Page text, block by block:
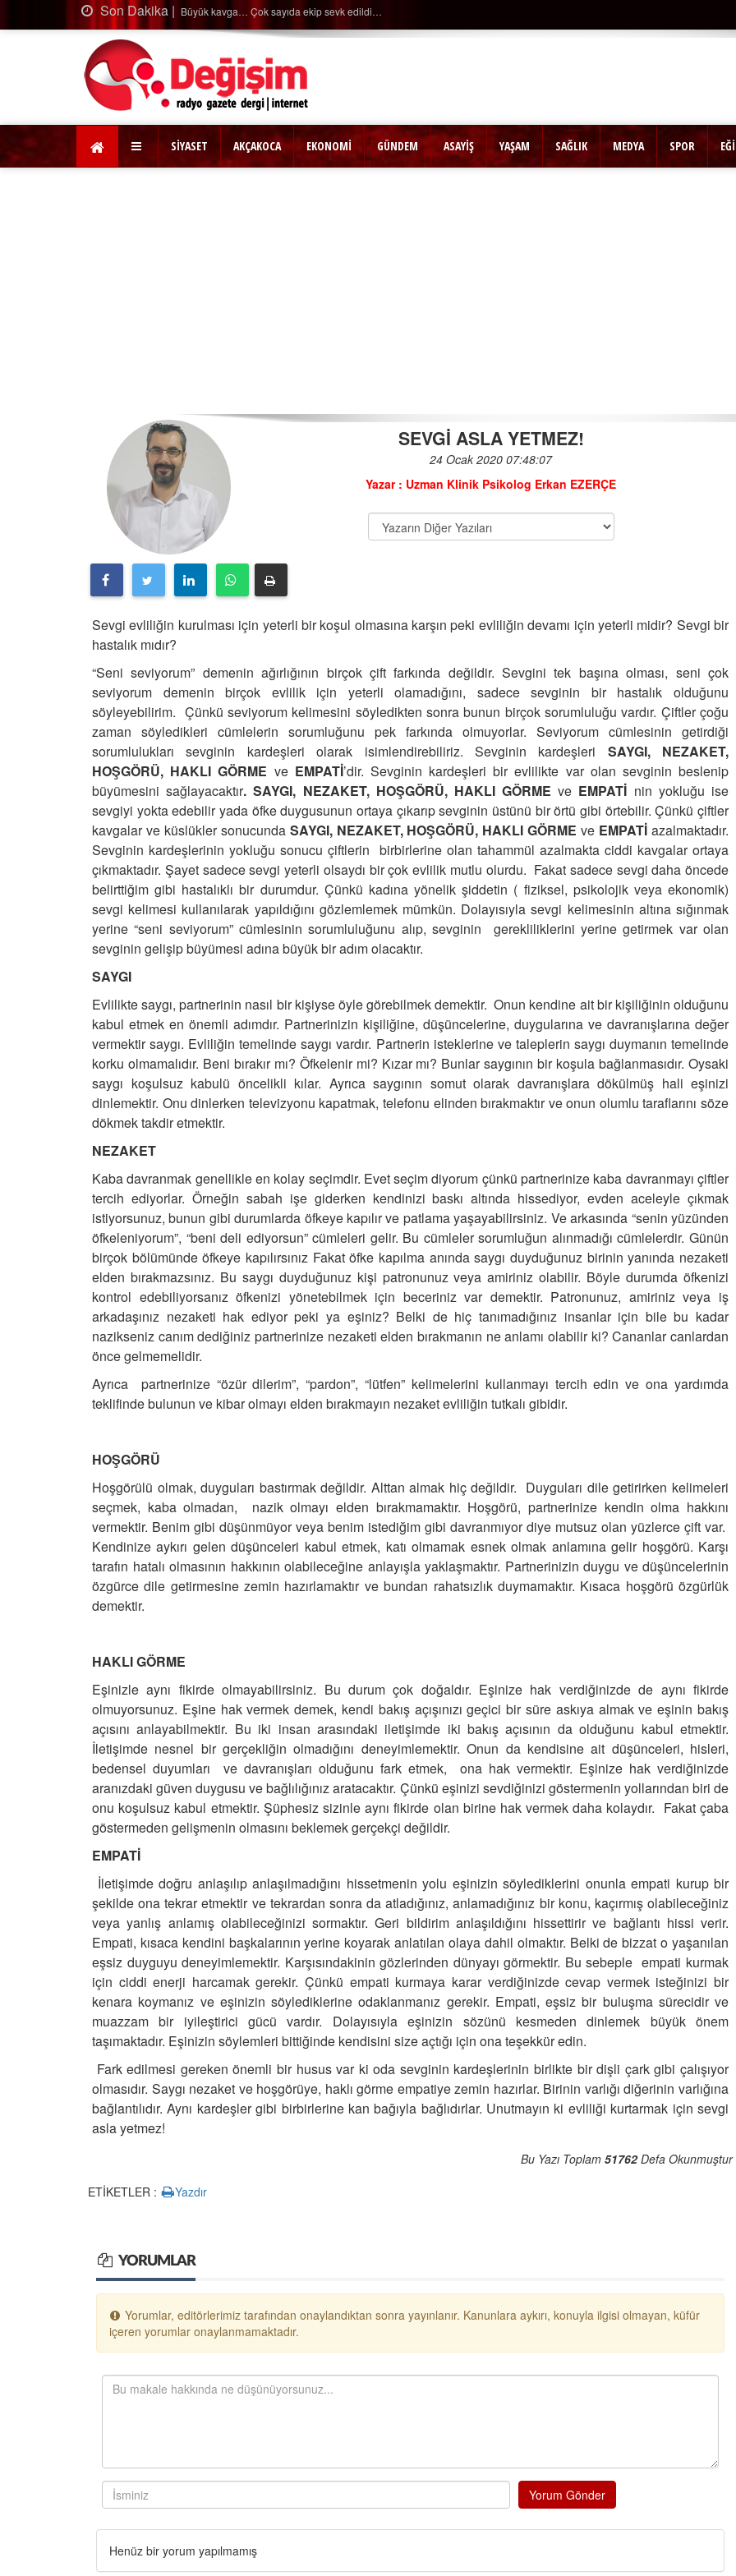
Son Dakika |Ağaçtan düştü…
SİYASET AKÇAKOCA EKONOMİ GÜNDEM ASAYİŞ YAŞAM SAĞLIK MEDYA SPOR
SEVGİ ASLA YETMEZ!
24 Ocak 2020 07:48:07
Yazar : Uzman Klinik Psikolog Erkan EZERÇE
Sevgi evliliğin kurulması için yeterli bir koşul olmasına karşın peki evliliğin devamı için yeterli midir? Sevgi bir
hastalık mıdır?
“Seni seviyorum” demenin ağırlığının birçok çift farkında değildir. Sevgini tek başına olması, seni çok
seviyorum demenin birçok evlilik için yeterli olamadığını, sadece sevginin bir hastalık olduğunu
söyleyebilirim. Çünkü seviyorum kelimesini söyledikten sonra bunun birçok sorumluluğu vardır. Çiftler çoğu
zaman söyledikleri cümlelerin sorumluğunu pek farkında olmuyorlar. Seviyorum cümlesinin getirdiği
sorumlulukları sevginin kardeşleri olarak isimlendirebiliriz. Sevginin kardeşleri SAYGI, NEZAKET,
HOŞGÖRÜ, HAKLI GÖRME ve EMPATİ’dir. Sevginin kardeşleri bir evlilikte var olan sevginin beslenip
büyümesini sağlayacaktır. SAYGI, NEZAKET, HOŞGÖRÜ, HAKLI GÖRME ve EMPATİ nin yokluğu ise
sevgiyi yokta edebilir yada öfke duygusunun ortaya çıkarıp sevginin üstünü bir örtü gibi örtebilir. Çünkü çiftler
kavgalar ve küslükler sonucunda SAYGI, NEZAKET, HOŞGÖRÜ, HAKLI GÖRME ve EMPATİ azalmaktadır.
Sevginin kardeşlerinin yokluğu sonucu çiftlerin birbirlerine olan tahammül azalmakta ciddi kavgalar ortaya
çıkmaktadır. Şayet sadece sevgi yeterli olsaydı bir çok evlilik mutlu olurdu. Fakat sadece sevgi daha öncede
belirttiğim gibi hastalıklı bir durumdur. Çünkü kadına yönelik şiddetin ( fiziksel, psikolojik veya ekonomik)
sevgi kelimesi kullanılarak yapıldığını gözlemlemek mümkün. Dolayısıyla sevgi kelimesinin altına sığınmak
yerine “seni seviyorum” cümlesinin sorumluluğunu alıp, sevginin gerekliliklerini yerine getirmek var olan
sevginin gelişip büyümesi adına büyük bir adım olacaktır.
SAYGI
Evlilikte saygı, partnerinin nasıl bir kişiyse öyle görebilmek demektir. Onun kendine ait bir kişiliğinin olduğunu
kabul etmek en önemli adımdır. Partnerinizin kişiliğine, düşüncelerine, duygularına ve davranışlarına değer
vermektir saygı. Evliliğin temelinde saygı vardır. Partnerin isteklerine ve taleplerin saygı duymanın temelinde
korku olmamalıdır. Beni bırakır mı? Öfkelenir mi? Kızar mı? Bunlar saygının bir koşula bağlanmasıdır. Oysaki
saygı koşulsuz kabulü öncelikli kılar. Ayrıca saygının somut olarak davranışlara dökülmüş hali eşinizi
dinlemektir. Onu dinlerken televizyonu kapatmak, telefonu elinden bırakmaktır ve onun olumlu taraflarını söze
dökmek takdir etmektir.
NEZAKET
Kaba davranmak genellikle en kolay seçimdir. Evet seçim diyorum çünkü partnerinize kaba davranmayı çiftler
tercih ediyorlar. Örneğin sabah işe giderken kendinizi baskı altında hissediyor, evden aceleyle çıkmak
istiyorsunuz, bunun gibi durumlarda öfkeye kapılır ve patlama yaşayabilirsiniz. Ve arkasında “senin yüzünden
öfkeleniyorum”, “beni deli ediyorsun” cümleleri gelir. Bu cümleler sorumluğun alınmadığı cümlelerdir. Günün
birçok bölümünde öfkeye kapılırsınız Fakat öfke kapılma anında saygı duyduğunuz birinin yanında nezaketi
elden bırakmazsınız. Bu saygı duyduğunuz kişi patronunuz veya amiriniz olabilir. Böyle durumda öfkenizi
kontrol edebiliyorsanız öfkenizi yönetebilmek için beceriniz var demektir. Patronunuz, amiriniz veya iş
arkadaşınız nezaketi hak ediyor peki ya eşiniz? Belki de hiç tanımadığınız insanlar için bile bu kadar
nazikseniz canım dediğiniz partnerinize nezaketi elden bırakmanın ne anlamı olabilir ki? Cananlar canlardan
önce gelmemelidir.
Ayrıca partnerinize “özür dilerim”, “pardon”, “lütfen” kelimelerini kullanmayı tercih edin ve ona yardımda
teklifinde bulunun ve kibar olmayı elden bırakmayın nezaket evliliğin tutkalı gibidir.
HOŞGÖRÜ
Hoşgörülü olmak, duyguları bastırmak değildir. Alttan almak hiç değildir. Duyguları dile getirirken kelimeleri
seçmek, kaba olmadan, nazik olmayı elden bırakmamaktır. Hoşgörü, partnerinize kendin olma hakkını
vermektir. Benim gibi düşünmüyor veya benim istediğim gibi davranmıyor diye mutsuz olan yüzlerce çift var.
Kendinize aykırı gelen düşünceleri kabul etmek, katı olmamak esnek olmak anlamına gelir hoşgörü. Karşı
tarafın hatalı olmasının hakkının olabileceğine anlayışla yaklaşmaktır. Partnerinizin duygu ve düşüncelerinin
özgürce dile getirmesine zemin hazırlamaktır ve bundan rahatsızlık duymamaktır. Kısaca hoşgörü özgürlük
demektir.
HAKLI GÖRME
Eşinizle aynı fikirde olmayabilirsiniz. Bu durum çok doğaldır. Eşinize hak verdiğinizde de aynı fikirde
olmuyorsunuz. Eşine hak vermek demek, kendi bakış açışınızı geçici bir süre askıya almak ve eşinin bakış
açısını anlayabilmektir. Bu iki insan arasındaki iletişimde iki bakış açısının da olduğunu kabul etmektir.
İletişimde nesnel bir gerçekliğin olmadığını deneyimlemektir. Onun da kendisine ait düşünceleri, hisleri,
bedensel duyumları ve davranışları olduğunu fark etmek, ona hak vermektir. Eşinize hak verdiğinizde
aranızdaki güven duygusu ve bağlılığınız aratacaktır. Çünkü eşinizi sevdiğinizi göstermenin yollarından biri de
onu koşulsuz kabul etmektir. Şüphesiz sizinle aynı fikirde olan birine hak vermek daha kolaydır. Fakat çaba
göstermeden gelişmenin olmasını beklemek gerçekçi değildir.
EMPATİ
İletişimde doğru anlaşılıp anlaşılmadığını hissetmenin yolu eşinizin söylediklerini onunla empati kurup bir
şekilde ona tekrar etmektir ve tekrardan sonra da atladığınız, anlamadığınız bir konu, kaçırmış olabileceğiniz
veya yanlış anlamış olabileceğinizi sormaktır. Geri bildirim anlaşıldığını hissettirir ve bağlantı hissi verir.
Empati, kısaca kendini başkalarının yerine koyarak anlatılan olaya dahil olmaktır. Belki de bizzat o yaşanılan
eşsiz duyguyu deneyimlemektir. Karşısındakinin gözlerinden dünyayı görmektir. Bu sebeple empati kurmak
için ciddi enerji harcamak gerekir. Çünkü empati kurmaya karar verdiğinizde cevap vermek isteğinizi bir
kenara koymanız ve eşinizin söylediklerine odaklanmanız gerekir. Empati, eşsiz bir buluşma sürecidir ve
muazzam bir iyileştirici gücü vardır. Dolayısıyla eşinizin sözünü kesmeden dinlemek büyük önem
taşımaktadır. Eşinizin söylemleri bittiğinde kendisini size açtığı için ona teşekkür edin.
Fark edilmesi gereken önemli bir husus var ki oda sevginin kardeşlerinin birlikte bir dişli çark gibi çalışıyor
olmasıdır. Saygı nezaket ve hoşgörüye, haklı görme empatiye zemin hazırlar. Birinin varlığı diğerinin varlığına
bağlantılıdır. Aynı kardeşler gibi birbirlerine kan bağıyla bağlıdırlar. Unutmayın ki evliliği kurtarmak için sevgi
asla yetmez!
Bu Yazı Toplam 51762Defa Okunmuştur
ETİKETLER :
Yazdır
YORUMLAR
Yorumlar, editörlerimiz tarafından onaylandıktan sonra yayınlanır. Kanunlara aykırı, konuyla ilgisi olmayan, küfür
içeren yorumlar onaylanmamaktadır.
Yorum Gönder
Henüz bir yorum yapılmamış
KADINLAR NE İSTER?
09-03-2018 | 13 : 37 01
Türk erkeklerinin
%70&amp;8217;i erken
boşalıyor
26-09-2011 | 10 : 28 05
MUTLU EVLİLİKLERİN PÜF
NOKTALARI
13-02-2013 | 12 : 38 46
Op. Dr. Erol GÜNEN
Kemiklerinizi Sessizce Çürüten 6
Alışkanlık
Şenol AZMAN
“Aman doktor, yaman doktor.
KİLO KONTROLÜNDE KİLİT
NOKTA: ARA ÖĞÜNLER
Konuk Yazar
Temiz enerji ve gelecek
mücadelesi
Uğuralp CİVELEK
“Bu bir suç duyurusudur”